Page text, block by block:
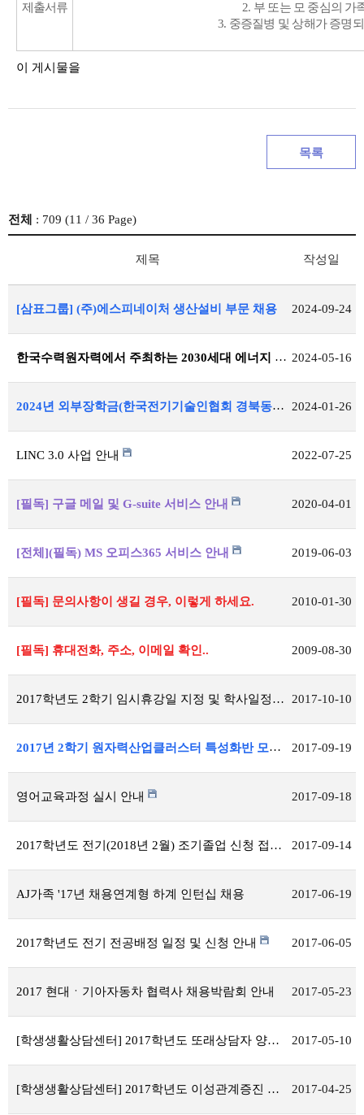
제출서류
2. 부 또는 모 중심의 가
3. 중증질병 및 상해가 증명
이 게시물을
목록
전체 : 709 (11 / 36 Page)
제목 작성일
[삼표그룹] (주)에스피네이처 생산설비 부문 채용 2024-09-24
한국수력원자력에서 주최하는 2030세대 에너지 리더 캠프 신청 안내 2024-05-16
2024년 외부장학금(한국전기기술인협회 경북동도회) 공지 2024-01-26
LINC 3.0 사업 안내 2022-07-25
[필독] 구글 메일 및 G-suite 서비스 안내 2020-04-01
[전체](필독) MS 오피스365 서비스 안내 2019-06-03
[필독] 문의사항이 생길 경우, 이렇게 하세요. 2010-01-30
[필독] 휴대전화, 주소, 이메일 확인.. 2009-08-30
2017학년도 2학기 임시휴강일 지정 및 학사일정 변경 안내 2017-10-10
2017년 2학기 원자력산업클러스터 특성화반 모집공고 2017-09-19
영어교육과정 실시 안내 2017-09-18
2017학년도 전기(2018년 2월) 조기졸업 신청 접수 안내 2017-09-14
AJ가족 '17년 채용연계형 하계 인턴십 채용 2017-06-19
2017학년도 전기 전공배정 일정 및 신청 안내 2017-06-05
2017 현대ㆍ기아자동차 협력사 채용박람회 안내 2017-05-23
[학생생활상담센터] 2017학년도 또래상담자 양성 프로그램 2017-05-10
[학생생활상담센터] 2017학년도 이성관계증진 집단상담 2017-04-25